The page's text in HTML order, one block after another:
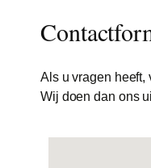
Als u vragen heeft,
Wij doen dan ons